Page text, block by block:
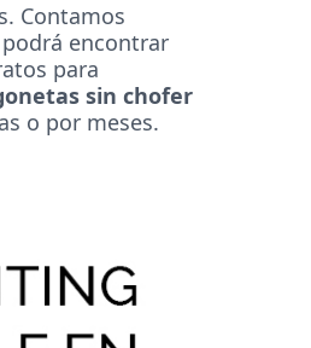
Contamos
podrá encontrar
para
sin chofer
o por meses.